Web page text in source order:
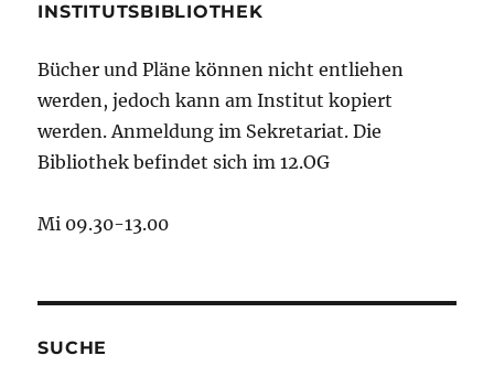
INSTITUTSBIBLIOTHEK
Bücher und Pläne können nicht entliehen
werden, jedoch kann am Institut kopiert
werden. Anmeldung im Sekretariat. Die
Bibliothek befindet sich im 12.OG
Mi 09.30-13.00
SUCHE